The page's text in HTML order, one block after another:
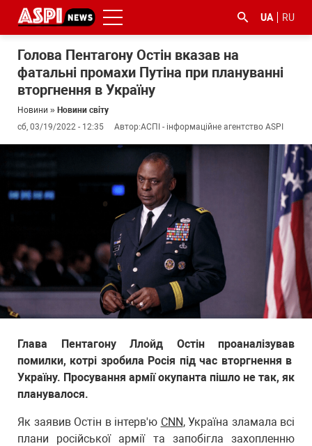
UA RU
Голова Пентагону Остін вказав на
фатальні промахи Путіна при плануванні
вторгнення в Україну
Новини » Новини світу
сб, 03/19/2022 - 12:35
Автор:АСПІ - інформаційне агентство ASPI
Глава Пентагону Ллойд Остін проаналізував
помилки, котрі зробила Росія під час вторгнення в
Україну. Просування армії окупанта пішло не так, як
планувалося.
Як заявив Остін в інтерв'ю CNN, Україна зламала всі
плани російської армії та запобігла захопленню
#ДФС #Київ #коронавірус